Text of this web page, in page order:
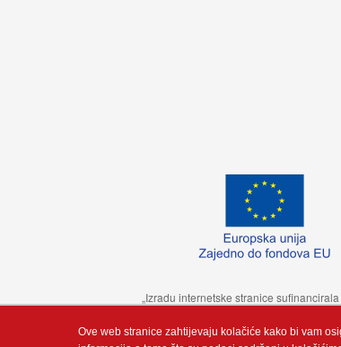
„Izradu internetske stranice
Ove web stranice zahtijevaju kolačiće kako bi vam